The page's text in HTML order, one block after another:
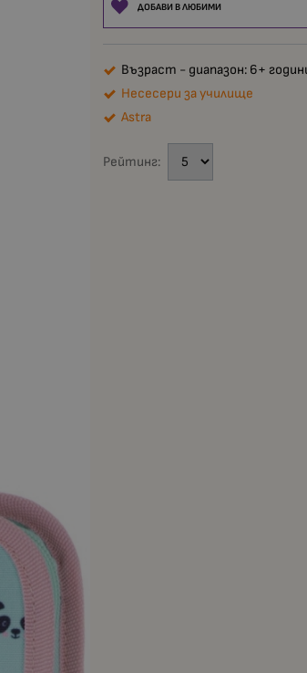
ДОБАВИ В ЛЮБИМИ
Възраст - диапазон: 6+
Несесери за училище
Astra
Рейтинг: